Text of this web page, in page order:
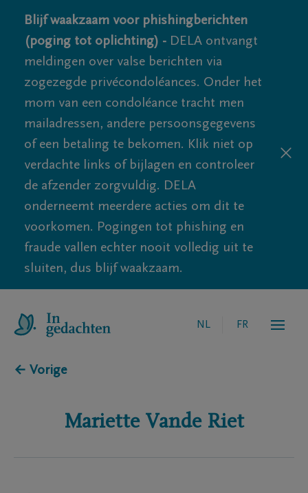
Blijf waakzaam voor phishingberichten
(poging tot oplichting) - DELA ontvangt
meldingen over valse berichten via
zogezegde privécondoléances. Onder het
mom van een condoléance tracht men
mailadressen, andere persoonsgegevens
of een betaling te bekomen. Klik niet op
verdachte links of bijlagen en controleer
de afzender zorgvuldig. DELA
onderneemt meerdere acties om dit te
voorkomen. Pogingen tot phishing en
fraude vallen echter nooit volledig uit te
sluiten, dus blijf waakzaam.
NL FR
← Vorige
Mariette Vande Riet